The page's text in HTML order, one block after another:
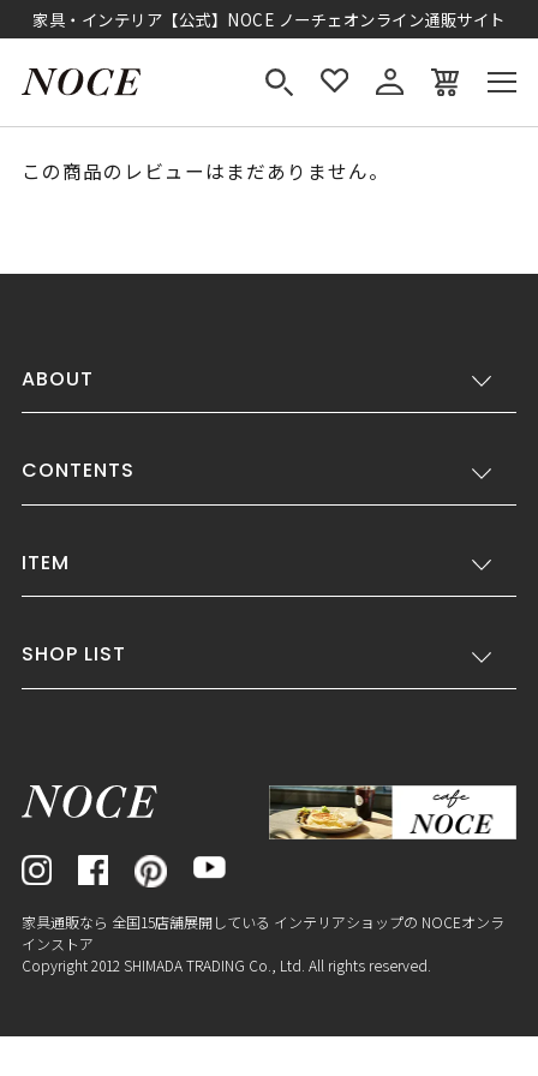
家具・インテリア【公式】NOCE ノーチェオンライン通販サイト
この商品のレビューはまだありません。
ABOUT
CONTENTS
ITEM
SHOP LIST
家具通販なら 全国15店舗展開している インテリアショップの NOCEオンラ
インストア
Copyright 2012 SHIMADA TRADING Co., Ltd. All rights reserved.